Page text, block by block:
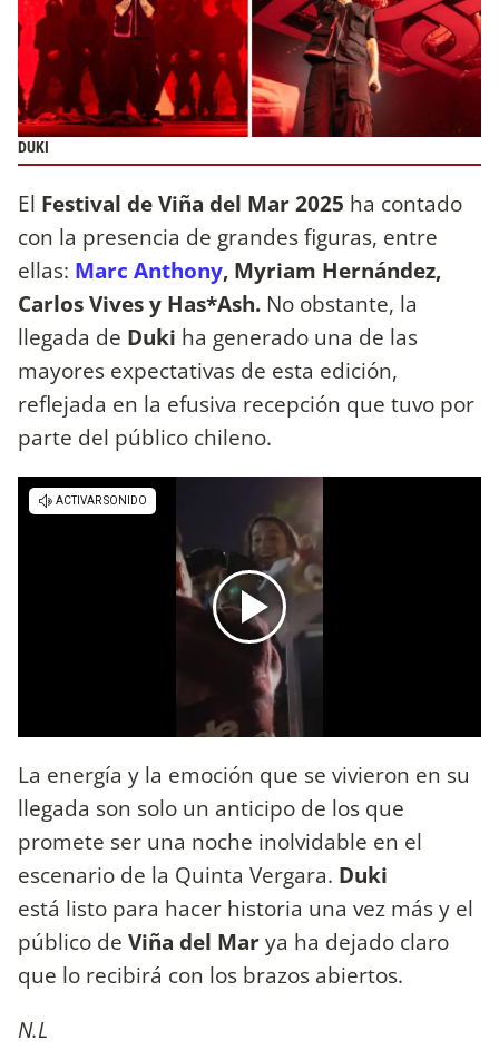
DUKI
El Festival de Viña del Mar 2025 ha contado
con la presencia de grandes figuras, entre
ellas: Marc Anthony, Myriam Hernández,
Carlos Vives y Has*Ash. No obstante, la
llegada de Duki ha generado una de las
mayores expectativas de esta edición,
reflejada en la efusiva recepción que tuvo por
parte del público chileno.
La energía y la emoción que se vivieron en su
llegada son solo un anticipo de los que
promete ser una noche inolvidable en el
escenario de la Quinta Vergara. Duki
está listo para hacer historia una vez más y el
público de Viña del Marya ha dejado claro
que lo recibirá con los brazos abiertos.
N.L